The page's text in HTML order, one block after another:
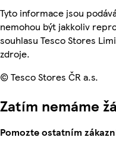
Tyto informace jsou
nemohou být jakkoliv
souhlasu Tesco Stores
zdroje.
© Tesco Stores ČR a.s.
Zatím nemáme
Pomozte ostatním